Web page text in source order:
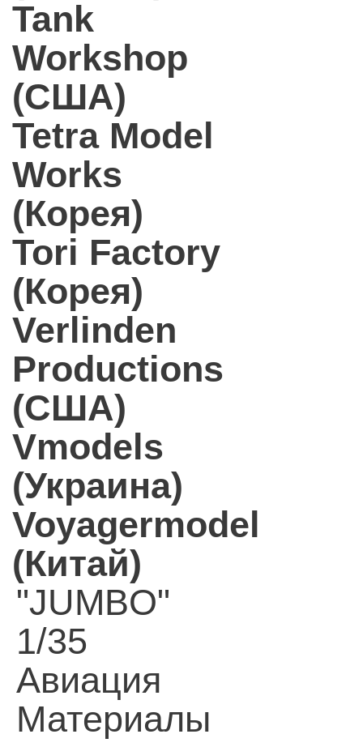
Tank
Workshop
(США)
Tetra Model
Works
(Корея)
Tori Factory
(Корея)
Verlinden
Productions
(США)
Vmodels
(Украина)
Voyagermodel
(Китай)
"JUMBO"
1/35
Авиация
Материалы